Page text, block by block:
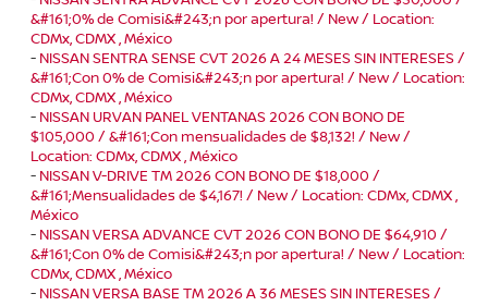
&#161;0% de Comisi&#243;n por apertura! / New / Location:
CDMx, CDMX , México
- NISSAN SENTRA SENSE CVT 2026 A 24 MESES SIN INTERESES /
&#161;Con 0% de Comisi&#243;n por apertura! / New / Location:
CDMx, CDMX , México
- NISSAN URVAN PANEL VENTANAS 2026 CON BONO DE
$105,000 / &#161;Con mensualidades de $8,132! / New /
Location: CDMx, CDMX , México
- NISSAN V-DRIVE TM 2026 CON BONO DE $18,000 /
&#161;Mensualidades de $4,167! / New / Location: CDMx, CDMX ,
México
- NISSAN VERSA ADVANCE CVT 2026 CON BONO DE $64,910 /
&#161;Con 0% de Comisi&#243;n por apertura! / New / Location:
CDMx, CDMX , México
- NISSAN VERSA BASE TM 2026 A 36 MESES SIN INTERESES /